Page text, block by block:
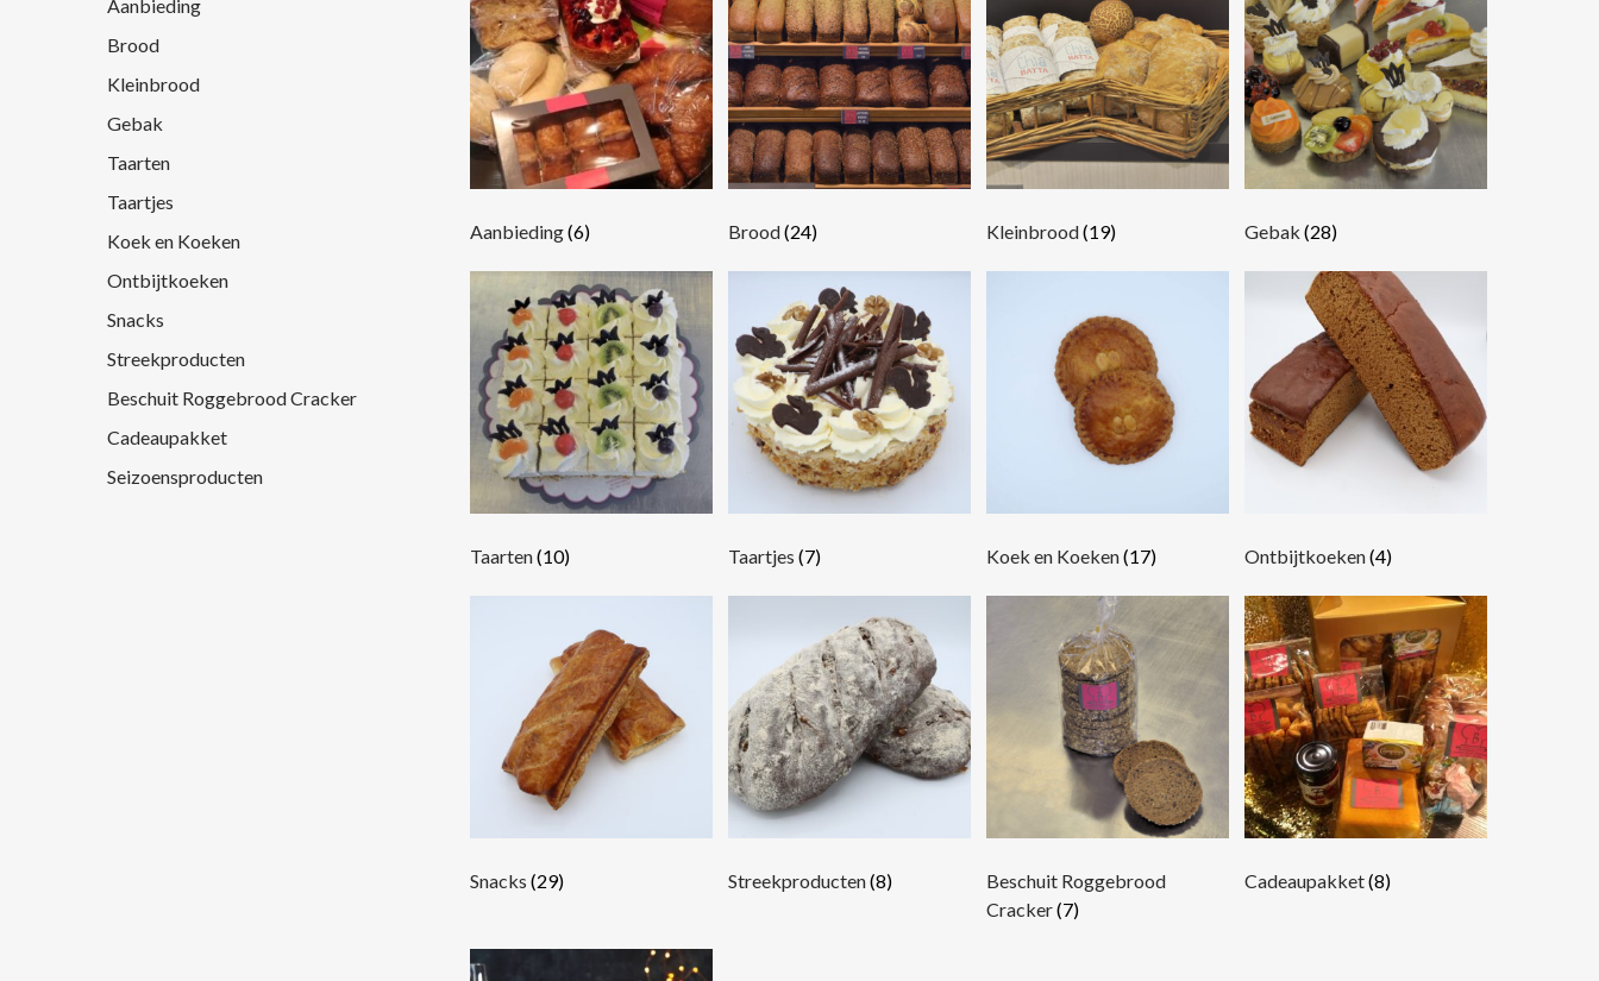
Hit enter to search or ESC to close
Aanbieding
Brood
Kleinbrood
Gebak
Taarten
Taartjes
Koek en Koeken
Ontbijtkoeken
Snacks
Streekproducten
Beschuit Roggebrood Cracker
Cadeaupakket
Seizoensproducten
Aanbieding(6) Brood(24) Kleinbrood(19) Gebak(28)
Taarten(10) Taartjes(7) Koek en Koeken(17) Ontbijtkoeken(4)
Snacks(29) Streekproducten(8)
Beschuit Roggebrood
Cracker(7)
Cadeaupakket(8)